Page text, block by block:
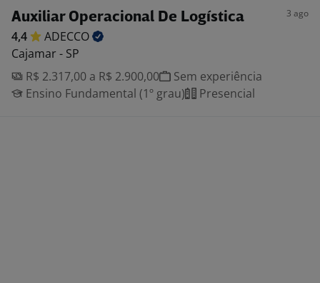
Auxiliar Operacional De Logística 3 ago
4,4
ADECCO
Cajamar - SP
R$ 2.317,00 a R$ 2.900,00
Sem experiência
Ensino Fundamental (1º grau)
Presencial